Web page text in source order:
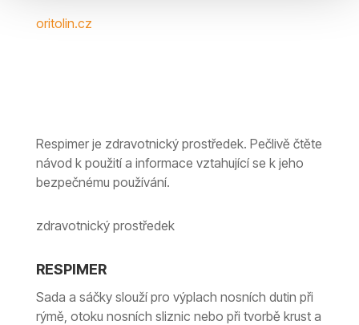
oritolin.cz
Respimer je zdravotnický prostředek. Pečlivě čtěte
návod k použití a informace vztahující se k jeho
bezpečnému používání.
zdravotnický prostředek
RESPIMER
Sada a sáčky slouží pro výplach nosních dutin při
rýmě, otoku nosních sliznic nebo při tvorbě krust a